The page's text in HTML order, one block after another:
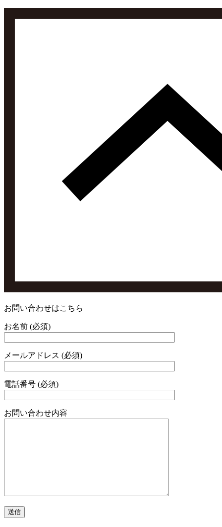
お問い合わせはこちら
お名前 (必須)
メールアドレス (必須)
電話番号 (必須)
お問い合わせ内容